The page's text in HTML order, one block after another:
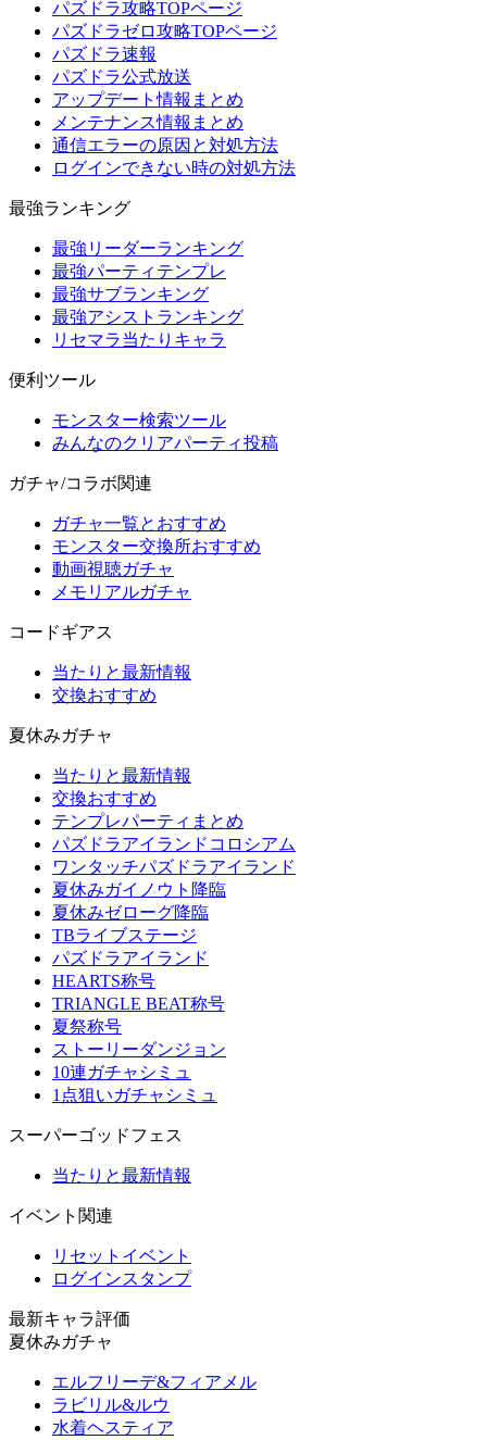
パズドラ攻略TOPページ
パズドラゼロ攻略TOPページ
パズドラ速報
パズドラ公式放送
アップデート情報まとめ
メンテナンス情報まとめ
通信エラーの原因と対処方法
ログインできない時の対処方法
最強ランキング
最強リーダーランキング
最強パーティテンプレ
最強サブランキング
最強アシストランキング
リセマラ当たりキャラ
便利ツール
モンスター検索ツール
みんなのクリアパーティ投稿
ガチャ/コラボ関連
ガチャ一覧とおすすめ
モンスター交換所おすすめ
動画視聴ガチャ
メモリアルガチャ
コードギアス
当たりと最新情報
交換おすすめ
夏休みガチャ
当たりと最新情報
交換おすすめ
テンプレパーティまとめ
パズドラアイランドコロシアム
ワンタッチパズドラアイランド
夏休みガイノウト降臨
夏休みゼローグ降臨
TBライブステージ
パズドラアイランド
HEARTS称号
TRIANGLE BEAT称号
夏祭称号
ストーリーダンジョン
10連ガチャシミュ
1点狙いガチャシミュ
スーパーゴッドフェス
当たりと最新情報
イベント関連
リセットイベント
ログインスタンプ
最新キャラ評価
夏休みガチャ
エルフリーデ&フィアメル
ラビリル&ルウ
水着ヘスティア